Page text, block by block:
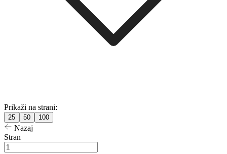
Prikaži na strani:
25 50 100
Nazaj
Stran